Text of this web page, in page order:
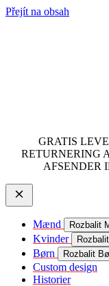
Přejít na obsah
GRATIS
RETURNERING
AFSENDER
Mænd Rozbalit
Kvinder
Børn Rozbalit
Custom design
Historier